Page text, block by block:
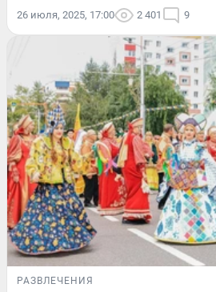
26 июля, 2025, 17:00 2 401 9
РАЗВЛЕЧЕНИЯ